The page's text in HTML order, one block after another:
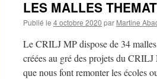
LES MALLES
Publié le 4 octobre 2020 par Martine
Le CRILJ MP dispose de 34
créées au gré des projets du
que nous font remonter les écoles